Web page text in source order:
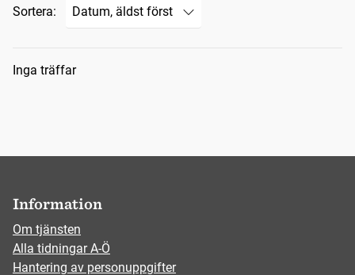
Sortera:
Sökresultat
Inga träffar
Information
Om tjänsten
Alla tidningar A-Ö
Hantering av personuppgifter